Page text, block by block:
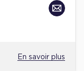
En savoir plus